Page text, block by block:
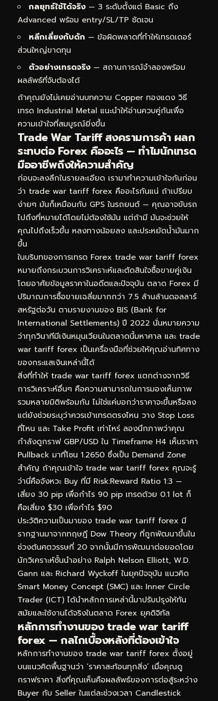
กลยุทธ์ใช้ได้จริง — 3 ระดับตั้งแต่ Basic ถึง
Advanced พร้อม entry/SL/TP ชัดเจน
หลีกเลี่ยงกับดัก — ข้อผิดพลาดที่ทำให้เทรดเดอร์
ส่วนใหญ่ขาดทุน
ตัวอย่างเทรดจริง — สถานการณ์จำลองพร้อม
ผลลัพธ์ที่จับต้องได้
ถ้าคุณยังไม่เคยอ่านบทความ Copper ทองแดง วิธี
เทรด Industrial Metal แนะนำให้อ่านควบคู่กันเพื่อ
ความเข้าใจที่สมบูรณ์ยิ่งขึ้น
Trade War Tariff สงครามการค้า ผลก
ระทบต่อ Forex คืออะไร — ทำไมนักเทรด
มืออาชีพถึงให้ความสำคัญ
ก่อนจะลงลึกในรายละเอียด เรามาทำความเข้าใจกันก่อน
ว่า trade war tariff forex คืออะไรกันแน่ ถ้าเปรียบ
ง่ายๆ มันก็เหมือนกับ GPS ในรถยนต์ — คุณอาจขับรถ
ไปถึงที่หมายได้โดยไม่ต้องใช้มัน แต่ถ้ามี มันจะช่วยให้
คุณไปถึงเร็วขึ้น หลงทางน้อยลง และประหยัดน้ำมันมาก
ขึ้น
ในบริบทของการเทรด Forex trade war tariff forex
หมายถึงกระบวนการวิเคราะห์และตัดสินใจซื้อขายคู่เงิน
โดยอาศัยข้อมูลราคาในอดีตและปัจจุบัน ตลาด Forex มี
ปริมาณการซื้อขายเฉลี่ยมากกว่า 7.5 ล้านล้านดอลลาร์
สหรัฐต่อวัน ตามรายงานของ BIS (Bank for
International Settlements) ปี 2022 นั่นหมายความ
ว่าทุกวินาทีมีเงินหมุนเวียนในตลาดนี้มหาศาล และ trade
war tariff forex เป็นเครื่องมือที่ช่วยให้คุณอ่านทิศทาง
ของกระแสเงินเหล่านี้ได้
สิ่งที่ทำให้ trade war tariff forex แตกต่างจากวิธี
การวิเคราะห์อื่นๆ คือความสามารถในการมองเห็นภาพ
รวมหลายมิติพร้อมกัน ไม่ใช่แค่บอกว่าราคาจะขึ้นหรือลง
แต่ยังช่วยระบุว่าควรเข้าเทรดตรงไหน วาง Stop Loss
ที่ไหน และ Take Profit เท่าไหร่ ลองนึกภาพว่าคุณ
กำลังดูกราฟ GBP/USD ใน Timeframe H4 เห็นราคา
Pullback มาที่โซน 1.2650 ซึ่งเป็น Demand Zone
สำคัญ ถ้าคุณเข้าใจ trade war tariff forex คุณจะรู้
ว่านี่คือจังหวะ Buy ที่มี Risk:Reward Ratio 1:3 —
เสี่ยง 30 pip เพื่อกำไร 90 pip เทรดด้วย 0.1 lot ก็
คือเสี่ยง $30 เพื่อกำไร $90
ประวัติความเป็นมาของ trade war tariff forex มี
รากฐานมาจากทฤษฎี Dow Theory ที่ถูกพัฒนาขึ้นใน
ช่วงต้นศตวรรษที่ 20 จากนั้นมีการพัฒนาต่อยอดโดย
นักวิเคราะห์ชั้นนำอย่าง Ralph Nelson Elliott, W.D.
Gann และ Richard Wyckoff ในยุคปัจจุบัน แนวคิด
Smart Money Concept (SMC) และ Inner Circle
Trader (ICT) ได้นำหลักการเหล่านี้มาปรับปรุงให้ทัน
สมัยและใช้งานได้จริงในตลาด Forex ยุคดิจิทัล
หลักการทำงานของ trade war tariff
forex — กลไกเบื้องหลังที่ต้องเข้าใจ
หลักการทำงานของ trade war tariff forex ตั้งอยู่
บนแนวคิดพื้นฐานว่า ‘ราคาสะท้อนทุกสิ่ง’ เมื่อคุณดู
กราฟราคา สิ่งที่คุณเห็นคือผลลัพธ์ของการต่อสู้ระหว่าง
Buyer กับ Seller ในแต่ละช่วงเวลา Candlestick